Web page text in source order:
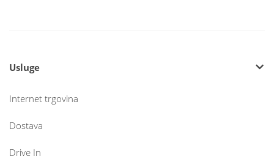
Usluge
Internet trgovina
Dostava
Drive In